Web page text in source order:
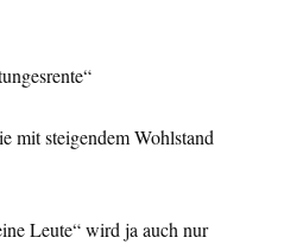
mit steigendem Wohlstand
Leute“ wird ja auch nur